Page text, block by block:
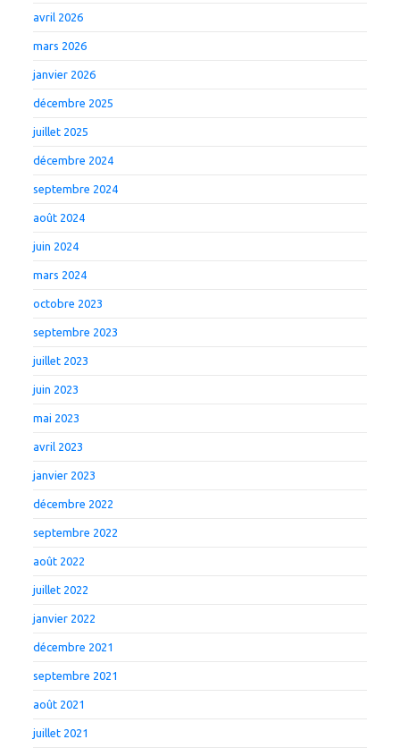
avril 2026
mars 2026
janvier 2026
décembre 2025
juillet 2025
décembre 2024
septembre 2024
août 2024
juin 2024
mars 2024
octobre 2023
septembre 2023
juillet 2023
juin 2023
mai 2023
avril 2023
janvier 2023
décembre 2022
septembre 2022
août 2022
juillet 2022
janvier 2022
décembre 2021
septembre 2021
août 2021
juillet 2021